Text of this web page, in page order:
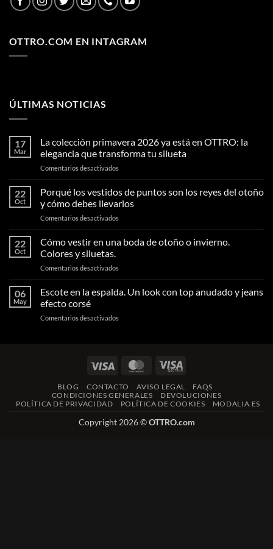
OTTRO.COM EN INTAGRAM
ÚLTIMAS NOTICIAS
17
Mar
La colección primavera 2026 ya está en OTTRO: la
elegancia que transforma tu silueta
Comentarios desactivadosen
colección
primavera
2026
ya
en
elegancia
transforma
22
Oct
Porqué los vestidos de puntos son los reyes del otoño
y cómo debes llevarlos
Comentarios desactivadosen
los
vestidos
puntos
los
otoño
llevarlos
22
Oct
Cómo vestir en una boda de otoño o invierno.
Colores y siluetas.
Comentarios desactivadosen
vestir
en
boda
invierno.
Colores
siluetas.
06
May
Escote en la espalda. Un look con top anudado y jeans
efecto corsé
Comentarios desactivadosen
espalda.
con
top
y
Visa MasterCardVisa
BLOG CONTACTO AVISO LEGAL
FAQS
CONDICIONES GENERALES
DEVOLUCIONES
POLÍTICA DE PRIVACIDAD
POLÍTICA DE COOKIES MODALIA.ES
Copyright 2026 ©OTTRO.com